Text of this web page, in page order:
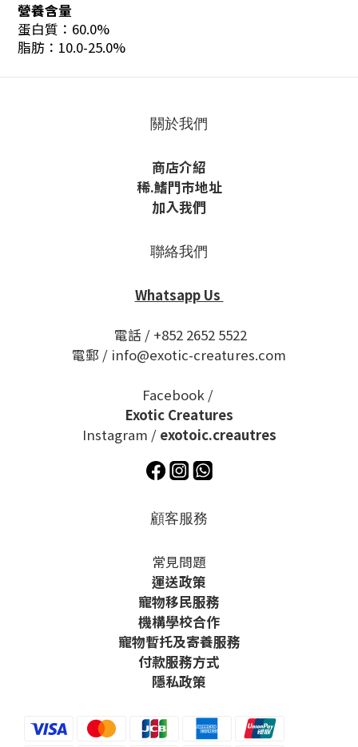
營養含量
蛋白質：60.0%
脂肪：10.0-25.0%
關於我們
商店介紹
稀.鰭門市地址
加入我們
聯絡我們
Whatsapp Us
電話 / +852 2652 5522
電郵 / info@exotic-creatures.com
Facebook /
Exotic Creatures
Instagram / exotoic.creautres
顧客服務
常見問題
運送政策
寵物移民服務
機構學校合作
寵物暫托及寄養服務
付款服務方式
隱私政策